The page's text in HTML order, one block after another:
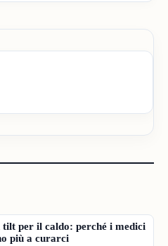
tilt per il caldo: perché i medici
più a curarci